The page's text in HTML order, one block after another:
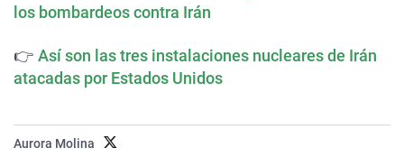
los bombardeos contra Irán
👉 Así son las tres instalaciones nucleares de Irán
atacadas por Estados Unidos
Aurora Molina